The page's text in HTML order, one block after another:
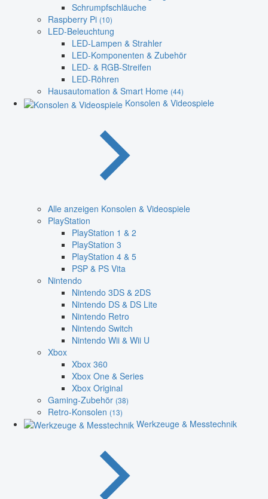
Schrumpfschläuche
Raspberry Pi (10)
LED-Beleuchtung
LED-Lampen & Strahler
LED-Komponenten & Zubehör
LED- & RGB-Streifen
LED-Röhren
Hausautomation & Smart Home (44)
Konsolen & Videospiele
Alle anzeigen Konsolen & Videospiele
PlayStation
PlayStation 1 & 2
PlayStation 3
PlayStation 4 & 5
PSP & PS Vita
Nintendo
Nintendo 3DS & 2DS
Nintendo DS & DS Lite
Nintendo Retro
Nintendo Switch
Nintendo Wii & Wii U
Xbox
Xbox 360
Xbox One & Series
Xbox Original
Gaming-Zubehör (38)
Retro-Konsolen (13)
Werkzeuge & Messtechnik